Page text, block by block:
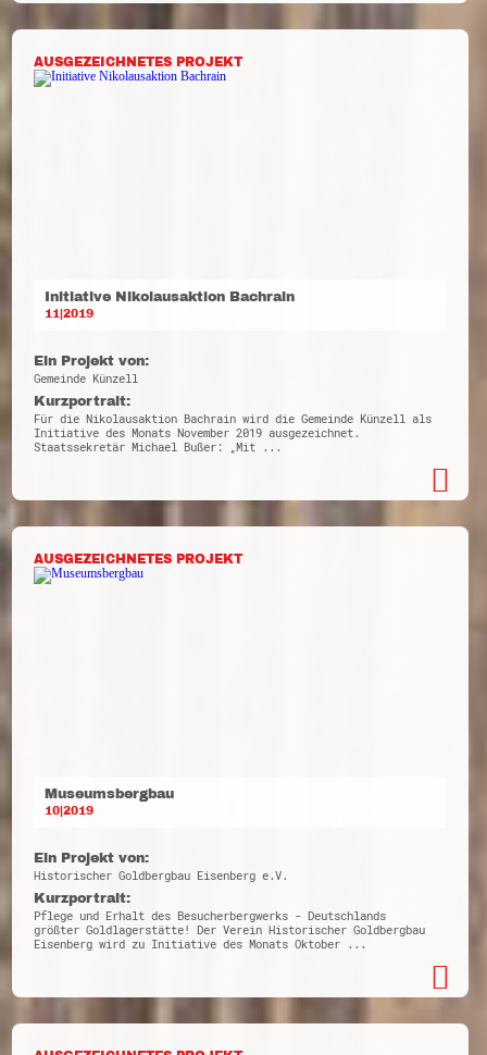
AUSGEZEICHNETES PROJEKT
Initiative Nikolausaktion Bachrain
11|2019
Ein Projekt von:
Gemeinde Künzell
Kurzportrait:
Für die Nikolausaktion Bachrain wird die Gemeinde Künzell als
Initiative des Monats November 2019 ausgezeichnet.
Staatssekretär Michael Bußer: „Mit ...
AUSGEZEICHNETES PROJEKT
Museumsbergbau
10|2019
Ein Projekt von:
Historischer Goldbergbau Eisenberg e.V.
Kurzportrait:
Pflege und Erhalt des Besucherbergwerks - Deutschlands
größter Goldlagerstätte! Der Verein Historischer Goldbergbau
Eisenberg wird zu Initiative des Monats Oktober ...